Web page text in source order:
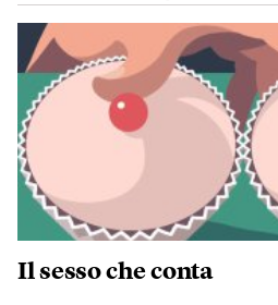
Il sesso che conta